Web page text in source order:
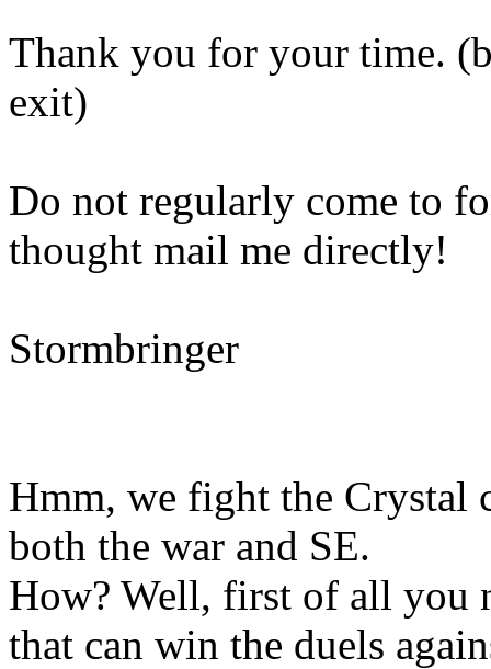
Thank you for your time.
exit)
Do not regularly come to
thought mail me directly!
Stormbringer
Hmm, we fight the Crystal
both the war and SE.
How? Well, first of all you
that can win the duels